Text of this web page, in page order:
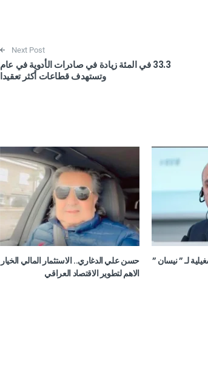
Next Post
33.3 في المئة زيادة في صادرات الأدوية في عام
وتستهدف قطاعات أكثر تعقيدا
لـ ” نيسان ”
حسن علي الدغاري.. الاستثمار المالي الخيار
الاهم لتطوير الاقتصاد العراقي